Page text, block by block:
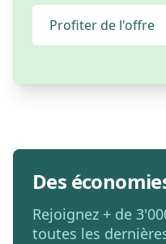
Profiter de l'offre
Des
Rejoignez + de
toutes les